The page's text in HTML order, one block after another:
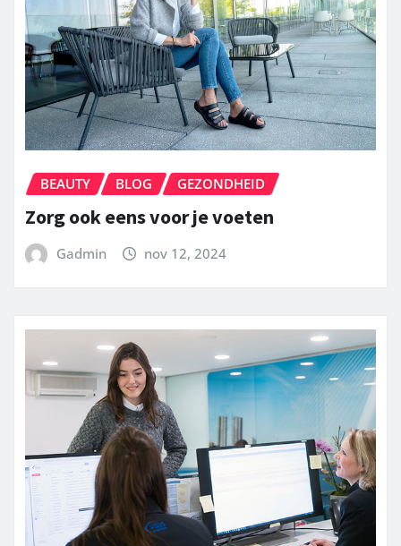
BEAUTY BLOG GEZONDHEID
Zorg ook eens voor je voeten
Gadmin nov 12, 2024